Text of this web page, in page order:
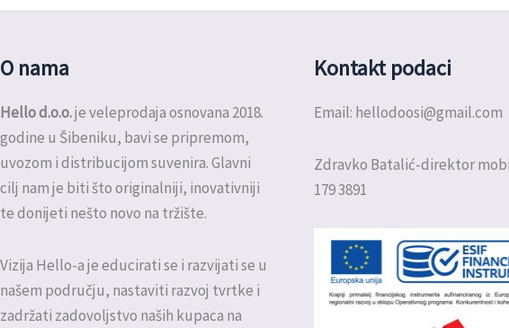
O nama
Hello d.o.o.je veleprodaja osnovana 2018.
godine u Šibeniku, bavi se pripremom,
uvozom i distribucijom suvenira. Glavni
cilj nam je biti što originalniji, inovativniji
te donijeti nešto novo na tržište.
Vizija Hello-a je educirati se i razvijati se u
našem području, nastaviti razvoj tvrtke i
zadržati zadovoljstvo naših kupaca na
Kontakt podaci
Email: hellodoosi@gmail.com
Zdravko Batalić-direktor
179 3891